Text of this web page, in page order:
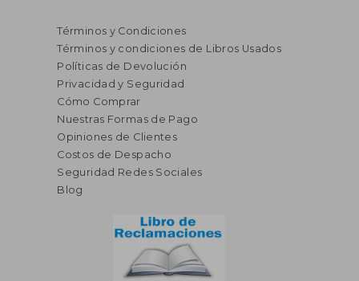
55%
dcto.
S/ 161,67
S/ 72,75
Términos y Condiciones
Términos y condiciones de Libros Usados
Políticas de Devolución
Privacidad y Seguridad
Cómo Comprar
Nuestras Formas de Pago
Opiniones de Clientes
Costos de Despacho
Seguridad Redes Sociales
Blog